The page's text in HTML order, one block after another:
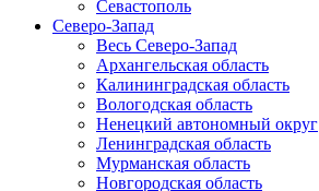
Севастополь
Северо-Запад
Весь Северо-Запад
Архангельская область
Калининградская область
Вологодская область
Ненецкий автономный округ
Ленинградская область
Мурманская область
Новгородская область